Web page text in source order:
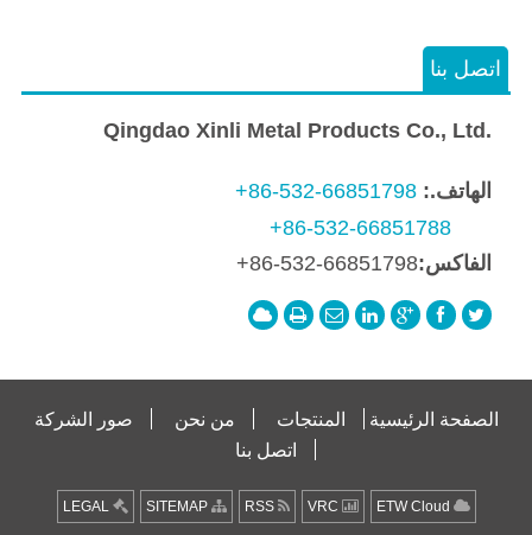
اتصل بنا
Qingdao Xinli Metal Products Co., Ltd.
الهاتف.: +86-532-66851798
+86-532-66851788
الفاكس:+86-532-66851798
الصفحة الرئيسية المنتجات من نحن
صور الشركة
اتصل بنا
RSS
SITEMAP